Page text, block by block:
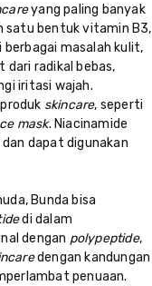
yang paling banyak
satu bentuk vitamin B3,
masalah kulit,
radikal bebas,
iritasi wajah.
skincare, seperti
mask. Niacinamide
dapat digunakan
Bunda bisa
di dalam
dengan polypeptide,
dengan kandungan
penuaan.